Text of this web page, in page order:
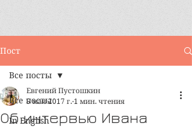
Пост
Все посты
In English
Все посты
Об интервью Ивана
Евгений Пустошкин
5 мая 2017 г. 1 мин. чтения